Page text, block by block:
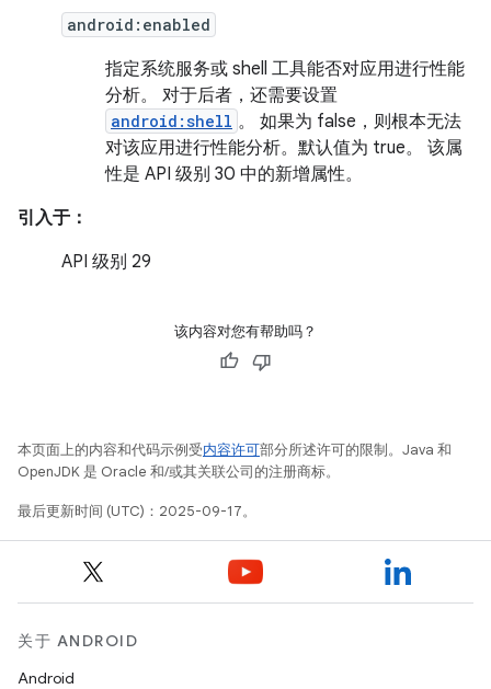
android:enabled
指定系统服务或 shell 工具能否对应用进行性能
分析。 对于后者，还需要设置
android:shell 。 如果为 false，则根本无法
对该应用进行性能分析。默认值为 true。 该属
性是 API 级别 30 中的新增属性。
引入于：
API 级别 29
该内容对您有帮助吗？
本页面上的内容和代码示例受内容许可部分所述许可的限制。Java 和
OpenJDK 是 Oracle 和/或其关联公司的注册商标。
最后更新时间 (UTC)：2025-09-17。
关于 ANDROID
Android